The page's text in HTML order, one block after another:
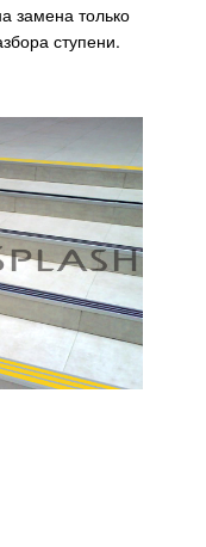
замена только
ступени.